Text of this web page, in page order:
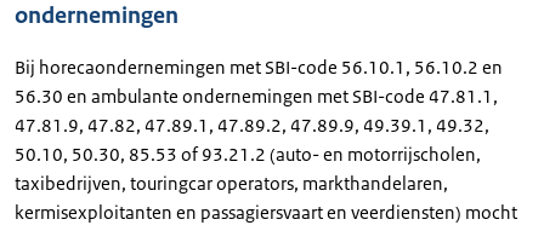
ondernemingen
Bij horecaondernemingen met SBI-code 56.10.1, 56.10.2 en
56.30 en ambulante ondernemingen met SBI-code 47.81.1,
47.81.9, 47.82, 47.89.1, 47.89.2, 47.89.9, 49.39.1, 49.32,
50.10, 50.30, 85.53 of 93.21.2 (auto- en motorrijscholen,
taxibedrijven, touringcar operators, markthandelaren,
kermisexploitanten en passagiersvaart en veerdiensten) mocht